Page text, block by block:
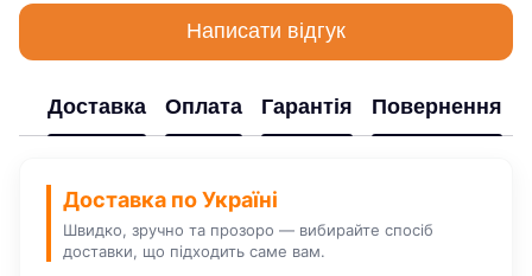
Написати відгук
Доставка Оплата Гарантія Повернення
Доставка по Україні
Швидко, зручно та прозоро — вибирайте спосіб
доставки, що підходить саме вам.